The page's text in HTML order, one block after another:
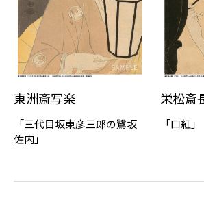
東洲斎写楽
「三代目坂東彦三郎の鷺坂
佐内」
栄松斎
「口紅」